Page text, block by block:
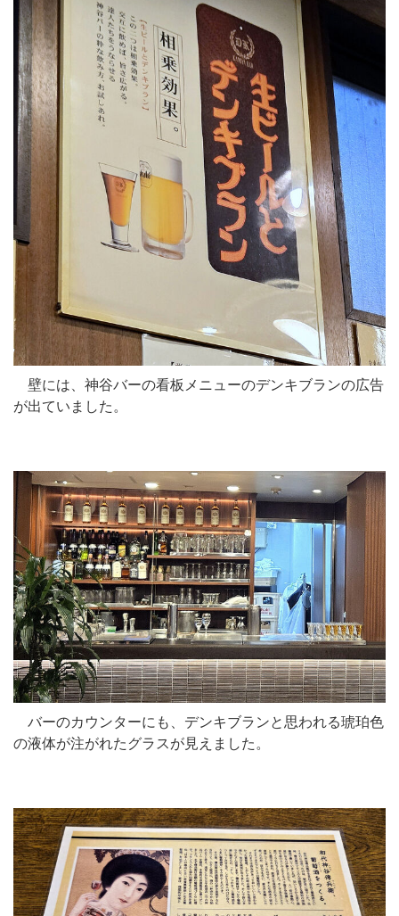
壁には、神谷バーの看板メニューのデンキブランの広告
が出ていました。
バーのカウンターにも、デンキブランと思われる琥珀色
の液体が注がれたグラスが見えました。